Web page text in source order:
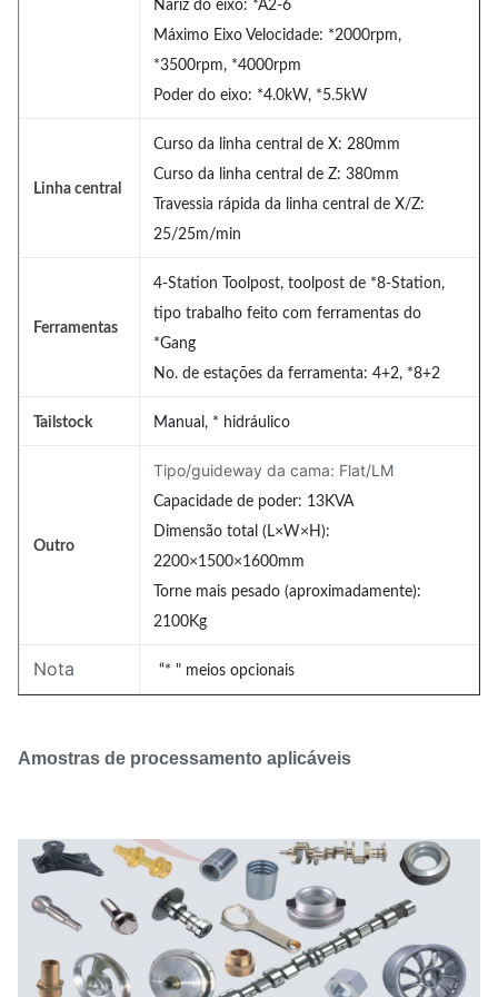
Nariz do eixo: *A2-6
Máximo Eixo Velocidade: *2000rpm,
*3500rpm, *4000rpm
Poder do eixo: *4.0kW, *5.5kW
Linha central
Curso da linha central de X: 280mm
Curso da linha central de Z: 380mm
Travessia rápida da linha central de X/Z:
25/25m/min
Ferramentas
4-Station Toolpost, toolpost de *8-Station,
tipo trabalho feito com ferramentas do
*Gang
No. de estações da ferramenta: 4+2, *8+2
Tailstock Manual, * hidráulico
Outro
Tipo/guideway da cama: Flat/LM
Capacidade de poder: 13KVA
Dimensão total (L×W×H):
2200×1500×1600mm
Torne mais pesado (aproximadamente):
2100Kg
Nota “* " meios opcionais
Amostras de processamento aplicáveis